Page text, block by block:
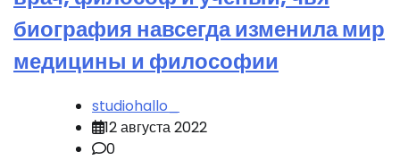
биография навсегда изменила мир
медицины и философии
studiohallo_
12 августа 2022
0